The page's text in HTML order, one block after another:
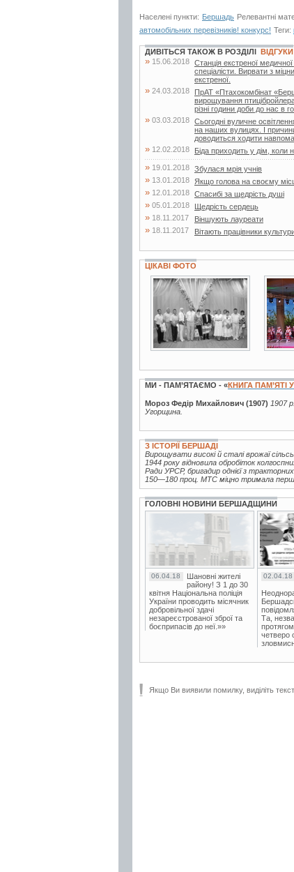
Населені пункти: Бершадь Релевантні
автомобільних перевізників! конкурс! Теги:
ДИВІТЬСЯ ТАКОЖ В РОЗДІЛІ ВІДГУКИ
» 15.06.2018 Станція екстреної
спеціалісти. Вирвати з
екстреної.
» 24.03.2018
ПрАТ «Птахокомбінат
вирощування
різні години доби до нас в
» 03.03.2018 Сьогодні вуличне
на наших вулицях. І
доводиться ходити
» 12.02.2018 Біда приходить у дім, коли
» 19.01.2018 Збулася мрія учнів
» 13.01.2018 Якщо голова на своєму
» 12.01.2018 Спасибі за щедрість душі
» 05.01.2018 Щедрість сердець
» 18.11.2017 Віншують лауреати
» 18.11.2017
Вітають працівники
ЦІКАВІ ФОТО
3 фото 4
МИ - ПАМ’ЯТАЄМО - «КНИГА ПАМ’ЯТІ
Мороз Федір Михайлович (1907) 1907
Угорщина.
З ІСТОРІЇ БЕРШАДІ
Вирощувати високі й сталі врожаї
1944 року відновила обробіток
Ради УРСР, бригадир однієї з
150—180 проц. МТС міцно тримала
ГОЛОВНІ НОВИНИ БЕРШАДЩИНИ
06.04.18
Шановні жителі
району! З 1 до 30
квітня Національна поліція
України проводить місячник
добровільної здачі
незареєстрованої зброї та
боєприпасів до неї.»»
02.04.18
Та,
четверо
Якщо Ви виявили помилку, виділіть